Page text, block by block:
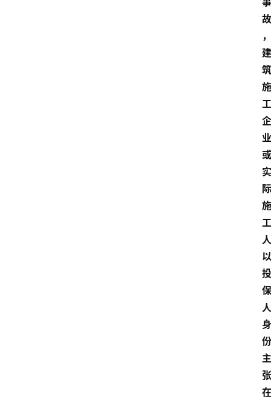
故
，
建
筑
施
工
企
业
或
实
际
施
工
人
以
投
保
人
身
份
主
张
在